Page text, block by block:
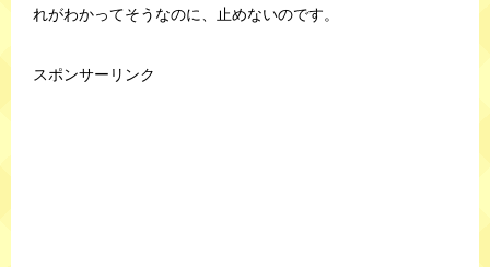
れがわかってそうなのに、止めないのです。
スポンサーリンク